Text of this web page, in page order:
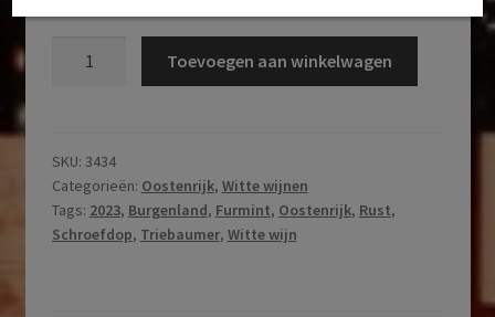
Furmint
|
PDO
Qualitätswein
Toevoegen aan winkelwagen
SKU: 3434
Categorieën: Oostenrijk, Witte wijnen
Tags: 2023, Burgenland, Furmint, Oostenrijk, Rust,
Schroefdop, Triebaumer, Witte wijn